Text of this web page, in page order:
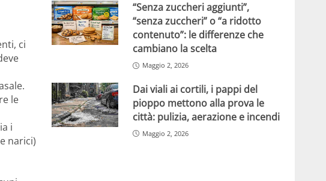
ci
le
i
narici)
“Senza zuccheri aggiunti”,
“senza zuccheri” o “a ridotto
contenuto”: le differenze che
cambiano la scelta
Maggio 2, 2026
Dai viali ai cortili, i pappi del
pioppo mettono alla prova le
città: pulizia, aerazione e incendi
Maggio 2, 2026